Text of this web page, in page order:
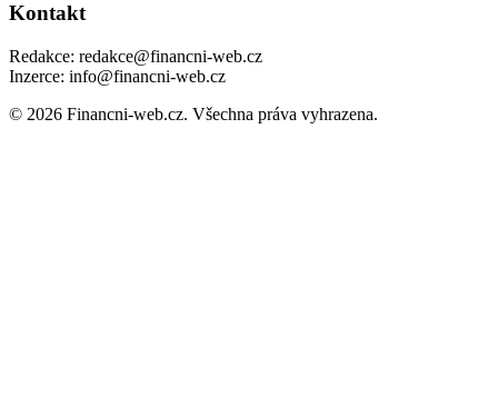
Kontakt
Redakce: redakce@financni-web.cz
Inzerce: info@financni-web.cz
© 2026 Financni-web.cz. Všechna práva vyhrazena.